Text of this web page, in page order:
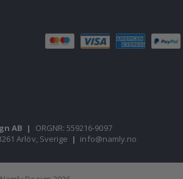
AB |
ORGNR: 559216-9097
Arlöv, Sverige | info@namly.no